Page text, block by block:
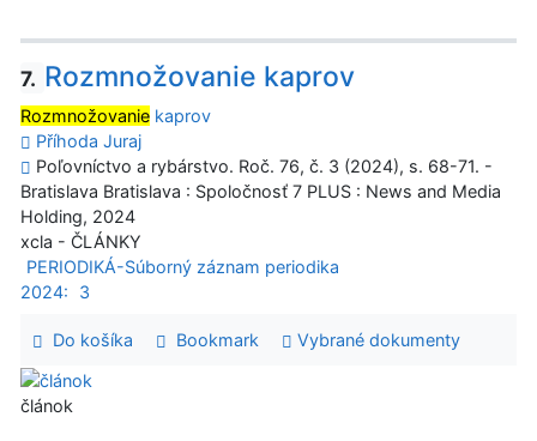
7. Rozmnožovanie kaprov
Rozmnožovanie kaprov
Příhoda Juraj
Poľovníctvo a rybárstvo. Roč. 76, č. 3 (2024), s. 68-71. -
Bratislava Bratislava : Spoločnosť 7 PLUS : News and Media
Holding, 2024
xcla - ČLÁNKY
PERIODIKÁ-Súborný záznam periodika
2024:
3
Do košíka Bookmark Vybrané dokumenty
článok